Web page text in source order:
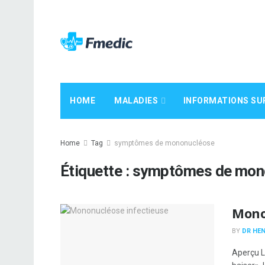
HOME MALADIES INFORMATIONS
Home Tag symptômes de mononucléose
Étiquette : symptômes de
BY DR
Aperçu